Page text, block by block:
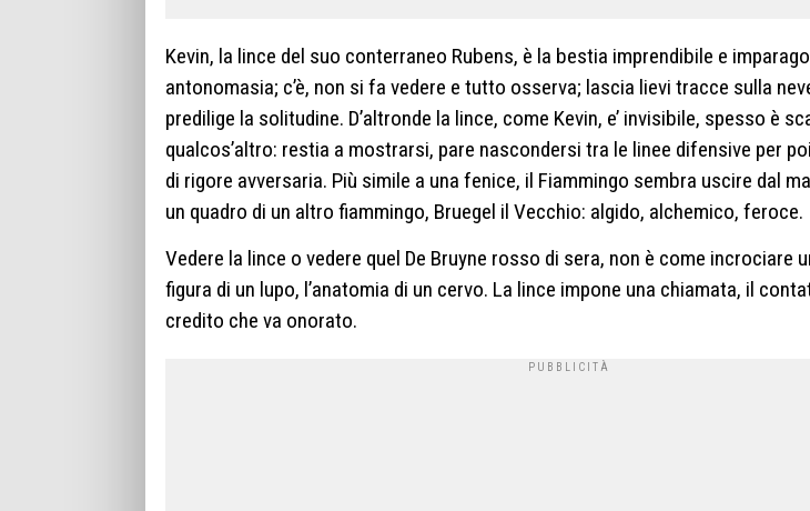
Kevin, la lince del suo conterraneo Rubens, è la bestia imprendibile e
antonomasia; c’è, non si fa vedere e tutto osserva; lascia lievi tracce sulla
predilige la solitudine. D’altronde la lince, come Kevin, e’ invisibile, spesso è
qualcos’altro: restia a mostrarsi, pare nascondersi tra le linee difensive per
di rigore avversaria. Più simile a una fenice, il Fiammingo sembra uscire dal
un quadro di un altro fiammingo, Bruegel il Vecchio: algido, alchemico, feroce.
Vedere la lince o vedere quel De Bruyne rosso di sera, non è come incrociare
figura di un lupo, l’anatomia di un cervo. La lince impone una chiamata, il
credito che va onorato.